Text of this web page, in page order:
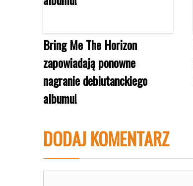
Bring Me The Horizon
zapowiadają ponowne
nagranie debiutanckiego
albumu!
DODAJ KOMENTARZ